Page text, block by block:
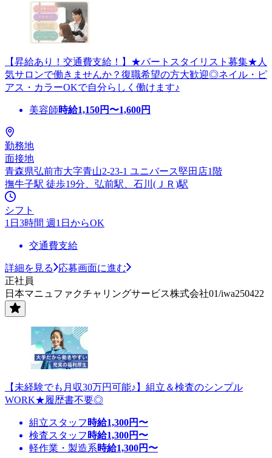
【昇給あり！交通費支給！】★パートスタイリスト募集★人
気サロンで働きませんか？復職希望の方大歓迎◎ネイル・ピ
アス・カラーOKで自分らしく働けます♪
美容師時給1,150円〜1,600円
勤務地
面接地
青森県弘前市大字青山2-23-1 ユニバース堅田店1階
撫牛子駅 徒歩19分、弘前駅、石川(ＪＲ)駅
シフト
1日3時間 週1日からOK
交通費支給
詳細を見る
応募画面に進む
正社員
日本マニュファクチャリングサービス株式会社01/iwa250422
【未経験でも月収30万円可能♪】組立＆検査のシンプル
WORK★履歴書不要◎
組立スタッフ 時給1,300円〜
検査スタッフ 時給1,300円〜
軽作業・製造系時給1,300円〜